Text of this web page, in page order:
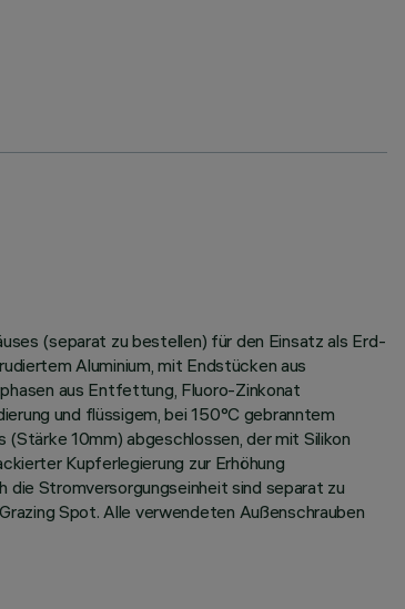
(separat zu bestellen) für den Einsatz als Erd-
Aluminium, mit Endstücken aus
aus Entfettung, Fluoro-Zinkonat
und flüssigem, bei 150°C gebranntem
10mm) abgeschlossen, der mit Silikon
Kupferlegierung zur Erhöhung
Stromversorgungseinheit sind separat zu
Spot. Alle verwendeten Außenschrauben